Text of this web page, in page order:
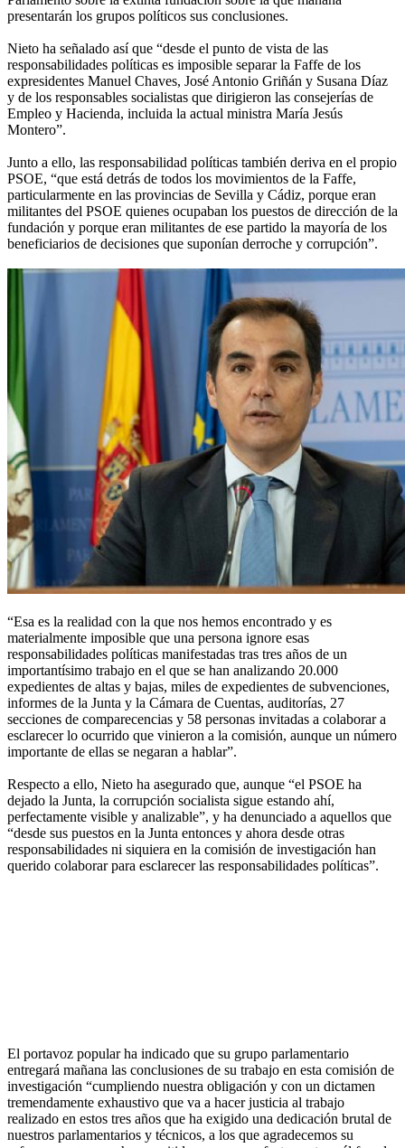
presentarán los grupos políticos sus conclusiones.
Nieto ha señalado así que “desde el punto de vista de las
responsabilidades políticas es imposible separar la Faffe de los
expresidentes Manuel Chaves, José Antonio Griñán y Susana Díaz
y de los responsables socialistas que dirigieron las consejerías de
Empleo y Hacienda, incluida la actual ministra María Jesús
Montero”.
Junto a ello, las responsabilidad políticas también deriva en el propio
PSOE, “que está detrás de todos los movimientos de la Faffe,
particularmente en las provincias de Sevilla y Cádiz, porque eran
militantes del PSOE quienes ocupaban los puestos de dirección de la
fundación y porque eran militantes de ese partido la mayoría de los
beneficiarios de decisiones que suponían derroche y corrupción”.
“Esa es la realidad con la que nos hemos encontrado y es
materialmente imposible que una persona ignore esas
responsabilidades políticas manifestadas tras tres años de un
importantísimo trabajo en el que se han analizando 20.000
expedientes de altas y bajas, miles de expedientes de subvenciones,
informes de la Junta y la Cámara de Cuentas, auditorías, 27
secciones de comparecencias y 58 personas invitadas a colaborar a
esclarecer lo ocurrido que vinieron a la comisión, aunque un número
importante de ellas se negaran a hablar”.
Respecto a ello, Nieto ha asegurado que, aunque “el PSOE ha
dejado la Junta, la corrupción socialista sigue estando ahí,
perfectamente visible y analizable”, y ha denunciado a aquellos que
“desde sus puestos en la Junta entonces y ahora desde otras
responsabilidades ni siquiera en la comisión de investigación han
querido colaborar para esclarecer las responsabilidades políticas”.
El portavoz popular ha indicado que su grupo parlamentario
entregará mañana las conclusiones de su trabajo en esta comisión de
investigación “cumpliendo nuestra obligación y con un dictamen
tremendamente exhaustivo que va a hacer justicia al trabajo
realizado en estos tres años que ha exigido una dedicación brutal de
nuestros parlamentarios y técnicos, a los que agradecemos su